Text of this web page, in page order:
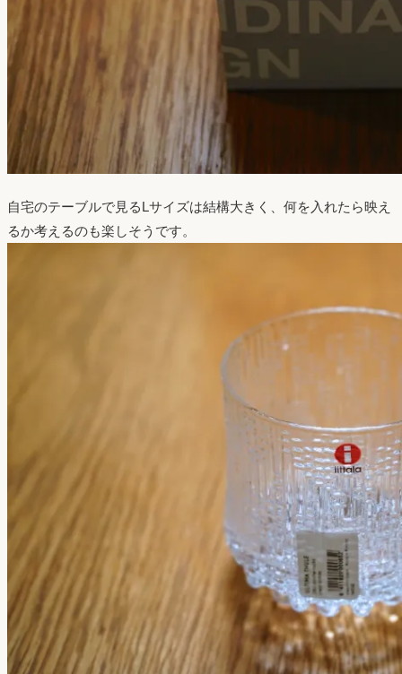
自宅のテーブルで見るLサイズは結構大きく、何を入れたら映え
るか考えるのも楽しそうです。